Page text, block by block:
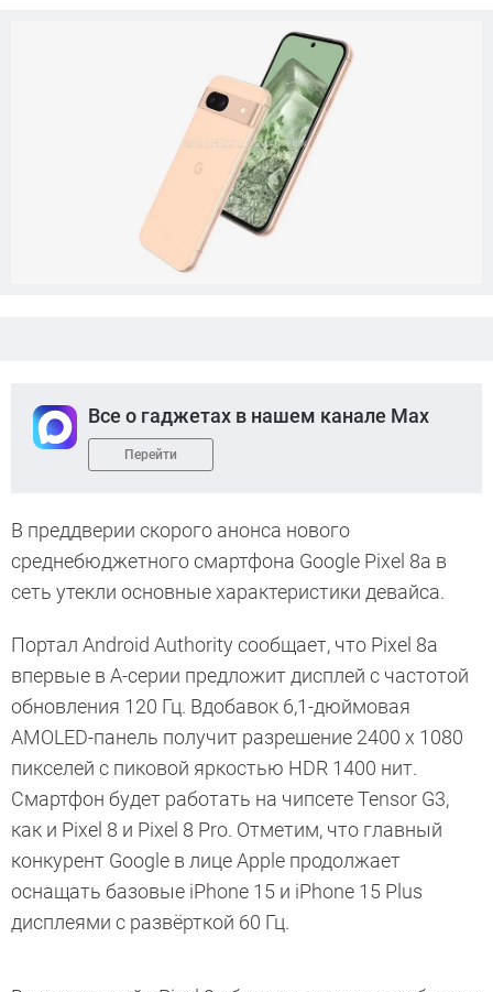
Все о гаджетах в нашем канале Max
Перейти
В преддверии скорого анонса нового
среднебюджетного смартфона Google Pixel 8a в
сеть утекли основные характеристики девайса.
Портал Android Authority сообщает, что Pixel 8a
впервые в А-серии предложит дисплей с частотой
обновления 120 Гц. Вдобавок 6,1-дюймовая
AMOLED-панель получит разрешение 2400 x 1080
пикселей с пиковой яркостью HDR 1400 нит.
Смартфон будет работать на чипсете Tensor G3,
как и Pixel 8 и Pixel 8 Pro. Отметим, что главный
конкурент Google в лице Apple продолжает
оснащать базовые iPhone 15 и iPhone 15 Plus
дисплеями с развёрткой 60 Гц.